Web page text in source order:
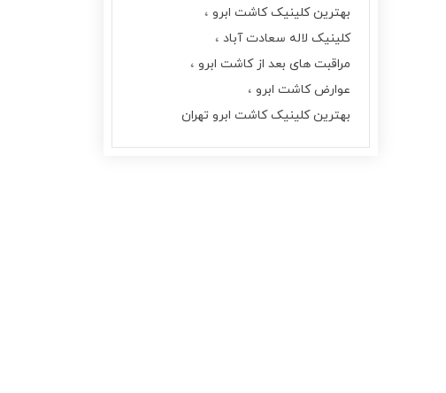
بهترین کلینیک کاشت ابرو
کلینیک لاله سعادت آباد
مراقبت های بعد از کاشت ابرو
عوارض کاشت ابرو
بهترین کلینیک کاشت ابرو تهران